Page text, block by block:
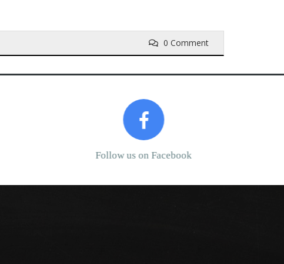
0 Comment
Follow us on Facebook